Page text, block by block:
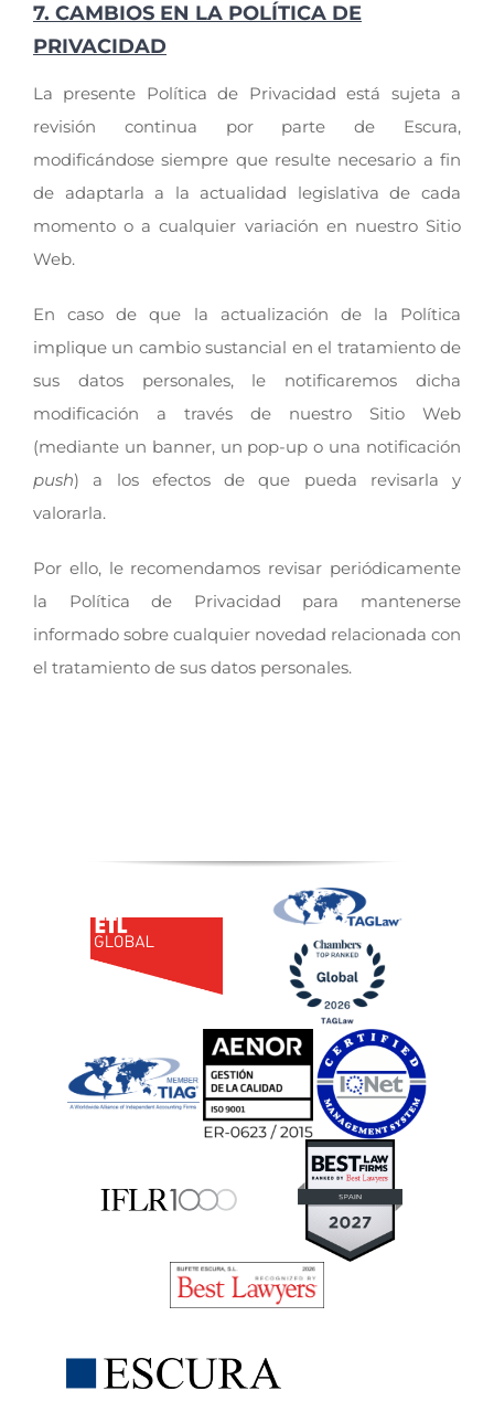
7. CAMBIOS EN LA POLÍTICA DE
PRIVACIDAD
La presente Política de Privacidad está sujeta a
revisión continua por parte de Escura,
modificándose siempre que resulte necesario a fin
de adaptarla a la actualidad legislativa de cada
momento o a cualquier variación en nuestro Sitio
Web.
En caso de que la actualización de la Política
implique un cambio sustancial en el tratamiento de
sus datos personales, le notificaremos dicha
modificación a través de nuestro Sitio Web
(mediante un banner, un pop-up o una notificación
push) a los efectos de que pueda revisarla y
valorarla.
Por ello, le recomendamos revisar periódicamente
la Política de Privacidad para mantenerse
informado sobre cualquier novedad relacionada con
el tratamiento de sus datos personales.